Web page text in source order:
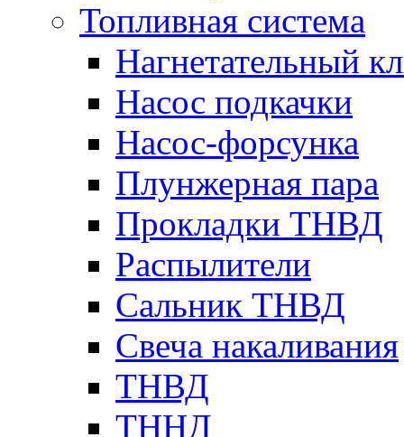
Топливная система
Нагнетательный
Насос подкачки
Насос-форсунка
Плунжерная пара
Прокладки ТНВД
Распылители
Сальник ТНВД
Свеча накаливания
ТНВД
ТННД